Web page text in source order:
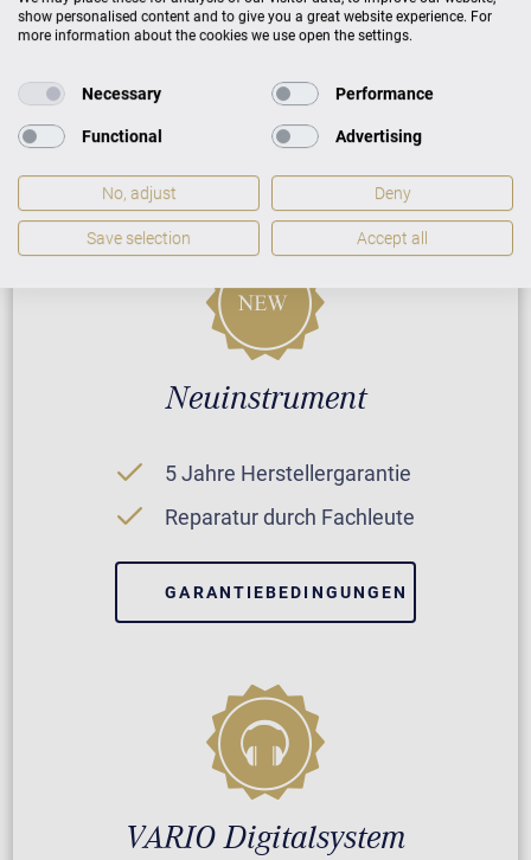
PREISLISTE HERUNTERLADEN
Neuinstrument
5 Jahre Herstellergarantie
Reparatur durch Fachleute
GARANTIEBEDINGUNGEN
VARIO Digitalsystem
show personalised content and to give you a great website experience. For
more information about the cookies we use open the settings.
Necessary Performance
Functional Advertising
No, adjust Deny
Save selection Accept all